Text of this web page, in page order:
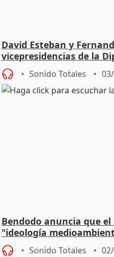
David Esteban y
vicepresidencias de la
Sonido Totales
Bendodo anuncia que el
"ideología
playas
Sonido Totales